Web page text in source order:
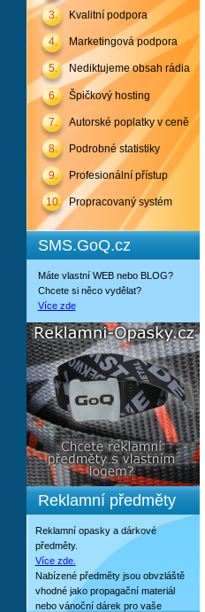
3. Kvalitní podpora
4. Marketingová podpora
5. Nediktujeme obsah rádia
6. Špičkový hosting
7. Autorské poplatky v ceně
8. Podrobné statistiky
9. Profesionální přístup
10. Propracovaný systém
SMS.GoQ.cz
Máte vlastní WEB nebo BLOG?
Chcete si něco vydělat?
Více zde
Reklamní předměty
Reklamní opasky a dárkové
předměty.
Více zde.
Nabízené předměty jsou obvzláště
vhodné jako propagační materiál
nebo vánoční dárek pro vaše